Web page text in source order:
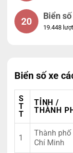
20 Biển
19.448
Biển số xe
S
T
T
TỈNH /
THÀNH
1
Thành phố
Chí Minh